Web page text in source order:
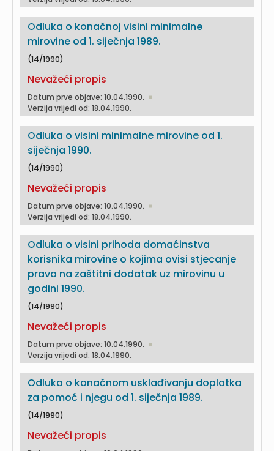
Odluka o konačnoj visini minimalne
mirovine od 1. siječnja 1989.
(14/1990)
Nevažeći propis
Datum prve objave: 10.04.1990.
Verzija vrijedi od: 18.04.1990.
Odluka o visini minimalne mirovine od 1.
siječnja 1990.
(14/1990)
Nevažeći propis
Datum prve objave: 10.04.1990.
Verzija vrijedi od: 18.04.1990.
Odluka o visini prihoda domaćinstva
korisnika mirovine o kojima ovisi stjecanje
prava na zaštitni dodatak uz mirovinu u
godini 1990.
(14/1990)
Nevažeći propis
Datum prve objave: 10.04.1990.
Verzija vrijedi od: 18.04.1990.
Odluka o konačnom usklađivanju doplatka
za pomoć i njegu od 1. siječnja 1989.
(14/1990)
Nevažeći propis